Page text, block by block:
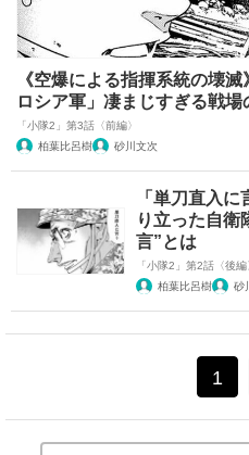
《空爆による指揮系統の壊
ロシア軍」凄まじすぎる戦場
「小隊2」第3話〈前編〉
柏葉比呂樹
砂川文次
「単刀直入
り立った自衛
言”とは
「小隊2」第2話〈後編
柏葉比呂樹
砂
1